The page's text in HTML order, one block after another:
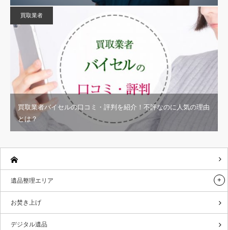
買取業者
買取業者バイセルの口コミ・評判を紹介！不評なのに人気の理由
とは？
遺品整理エリア
お焚き上げ
デジタル遺品